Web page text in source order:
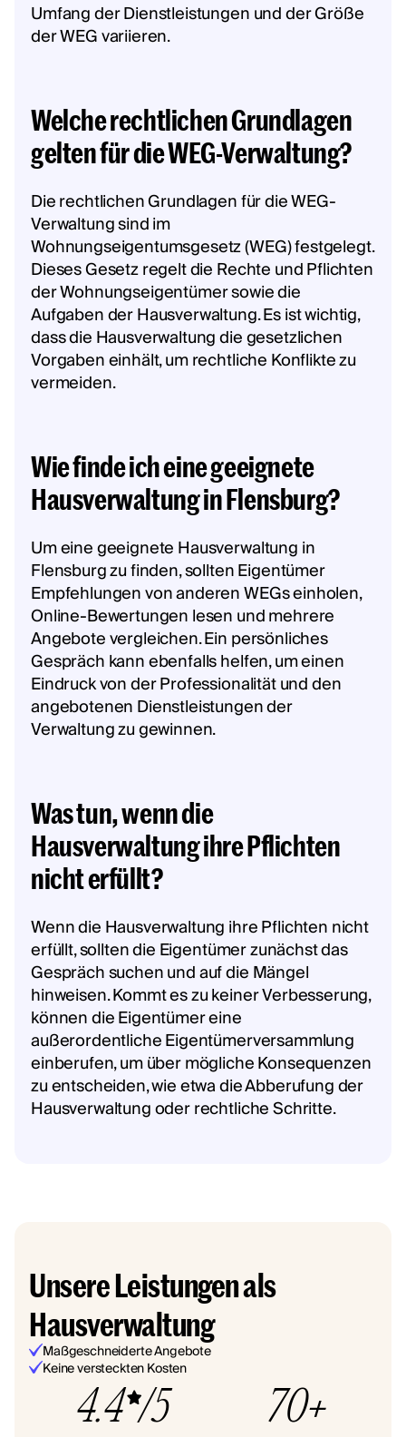
Umfang der Dienstleistungen und der Größe
der WEG variieren.
Welche rechtlichen Grundlagen
gelten für die WEG-Verwaltung?
Die rechtlichen Grundlagen für die WEG-
Verwaltung sind im
Wohnungseigentumsgesetz (WEG) festgelegt.
Dieses Gesetz regelt die Rechte und Pflichten
der Wohnungseigentümer sowie die
Aufgaben der Hausverwaltung. Es ist wichtig,
dass die Hausverwaltung die gesetzlichen
Vorgaben einhält, um rechtliche Konflikte zu
vermeiden.
Wie finde ich eine geeignete
Hausverwaltung in Flensburg?
Um eine geeignete Hausverwaltung in
Flensburg zu finden, sollten Eigentümer
Empfehlungen von anderen WEGs einholen,
Online-Bewertungen lesen und mehrere
Angebote vergleichen. Ein persönliches
Gespräch kann ebenfalls helfen, um einen
Eindruck von der Professionalität und den
angebotenen Dienstleistungen der
Verwaltung zu gewinnen.
Was tun, wenn die
Hausverwaltung ihre Pflichten
nicht erfüllt?
Wenn die Hausverwaltung ihre Pflichten nicht
erfüllt, sollten die Eigentümer zunächst das
Gespräch suchen und auf die Mängel
hinweisen. Kommt es zu keiner Verbesserung,
können die Eigentümer eine
außerordentliche Eigentümerversammlung
einberufen, um über mögliche Konsequenzen
zu entscheiden, wie etwa die Abberufung der
Hausverwaltung oder rechtliche Schritte.
Unsere Leistungen als
Hausverwaltung
Maßgeschneiderte Angebote
Keine versteckten Kosten
4.4 /5 70+